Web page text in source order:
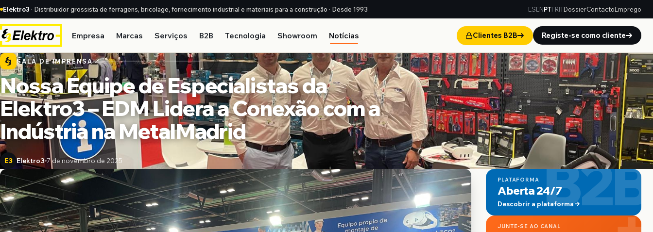
Elektro3 · Distribuidor grossista de ferragens, bricolage, fornecimento industrial e materiais para a construção · Desde 1993 ESENPTFRITDossierContactoEmprego
Empresa Marcas Serviços B2B Tecnologia Showroom Notícias Clientes B2B Registe-se como cliente
SALA DE IMPRENSA
Nossa Equipe de Especialistas da
Elektro3 – EDM Lidera a Conexão com a
Indústria na MetalMadrid
E3 Elektro3 7 de novembro de 2025 B2B
PLATAFORMA
Aberta 24/7
Descobrir a plataforma
JUNTE-SE AO CANAL